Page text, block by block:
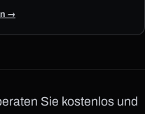
→
Sie kostenlos und